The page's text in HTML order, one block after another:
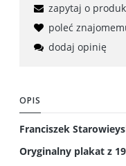
zapytaj o
poleć
dodaj opinię
OPIS
Franciszek
Oryginalny plakat z